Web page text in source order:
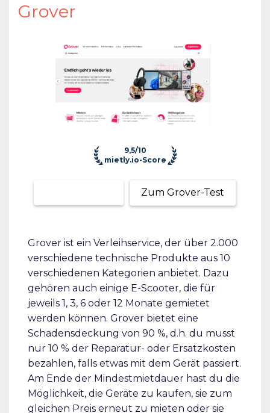
Grover
9,5/10
mietly.io-Score
Zum Grover-Test
Grover ist ein Verleihservice, der über 2.000
verschiedene technische Produkte aus 10
verschiedenen Kategorien anbietet. Dazu
gehören auch einige E-Scooter, die für
jeweils 1, 3, 6 oder 12 Monate gemietet
werden können. Grover bietet eine
Schadensdeckung von 90 %, d.h. du musst
nur 10 % der Reparatur- oder Ersatzkosten
bezahlen, falls etwas mit dem Gerät passiert.
Am Ende der Mindestmietdauer hast du die
Möglichkeit, die Geräte zu kaufen, sie zum
gleichen Preis erneut zu mieten oder sie